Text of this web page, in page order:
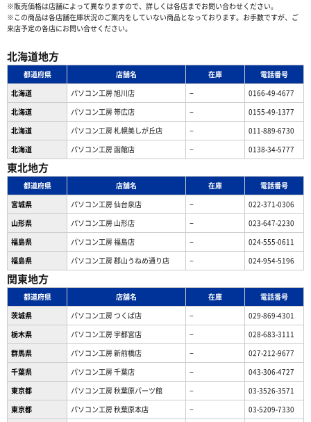
※販売価格は店舗によって異なりますので、詳しくは各店までお問い合わせください。
※この商品は各店舗在庫状況のご案内をしていない商品となっております。お手数ですが、ご
来店予定の各店にお問い合せください。
北海道地方
都道府県 店舗名 在庫
電話番号
北海道
パソコン工房 旭川店 −
0166-49-4677
北海道
パソコン工房 帯広店 −
0155-49-1377
北海道
パソコン⼯房 札幌美しが丘店 −
011-889-6730
北海道
パソコン工房 函館店 − 0138-34-5777
東北地方
都道府県 店舗名 在庫
電話番号
宮城県
パソコン工房 仙台泉店 −
022-371-0306
山形県
パソコン工房 山形店 −
023-647-2230
福島県
パソコン工房 福島店 −
024-555-0611
福島県
パソコン工房 郡山うねめ通り店 − 024-954-5196
関東地方
都道府県 店舗名 在庫
電話番号
茨城県
パソコン工房 つくば店 −
029-869-4301
栃木県
パソコン工房 宇都宮店 −
028-683-3111
群馬県
パソコン工房 新前橋店 −
027-212-9677
千葉県
パソコン工房 千葉店 −
043-306-4727
東京都
パソコン工房 秋葉原パーツ館 −
03-3526-3571
東京都
パソコン工房 秋葉原本店 −
03-5209-7330